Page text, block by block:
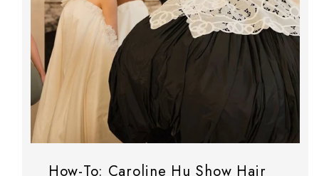
How-To: Caroline Hu Show Hair